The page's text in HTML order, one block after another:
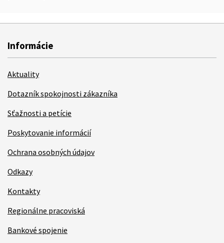
Informácie
Aktuality
Dotazník spokojnosti zákazníka
Sťažnosti a petície
Poskytovanie informácií
Ochrana osobných údajov
Odkazy
Kontakty
Regionálne pracoviská
Bankové spojenie